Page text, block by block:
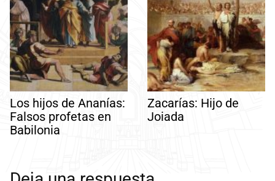
Los hijos de Ananías:
Falsos profetas en
Babilonia
Zacarías: Hijo de
Joiada